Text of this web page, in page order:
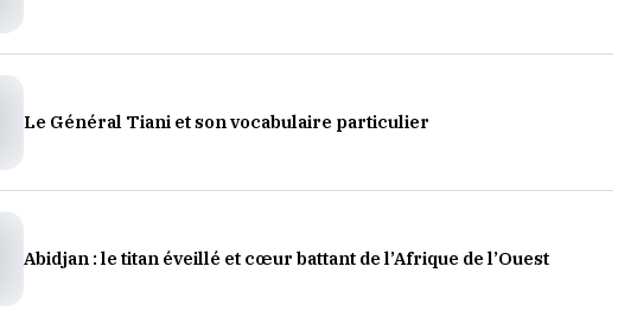
Le Général Tiani et son vocabulaire particulier
Abidjan : le titan éveillé et cœur battant de l’Afrique de l’Ouest